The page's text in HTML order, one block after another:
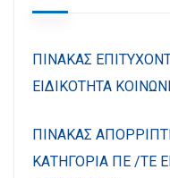
ΠΙΝΑΚΑΣ
ΕΙΔΙΚΟΤΗΤΑ
ΠΙΝΑΚΑΣ
ΚΑΤΗΓΟΡΙΑ ΠΕ /ΤΕ